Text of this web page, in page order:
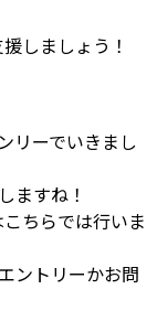
しましょう！
リーでいきまし
ますね！
ちらでは行いま
ントリーかお問